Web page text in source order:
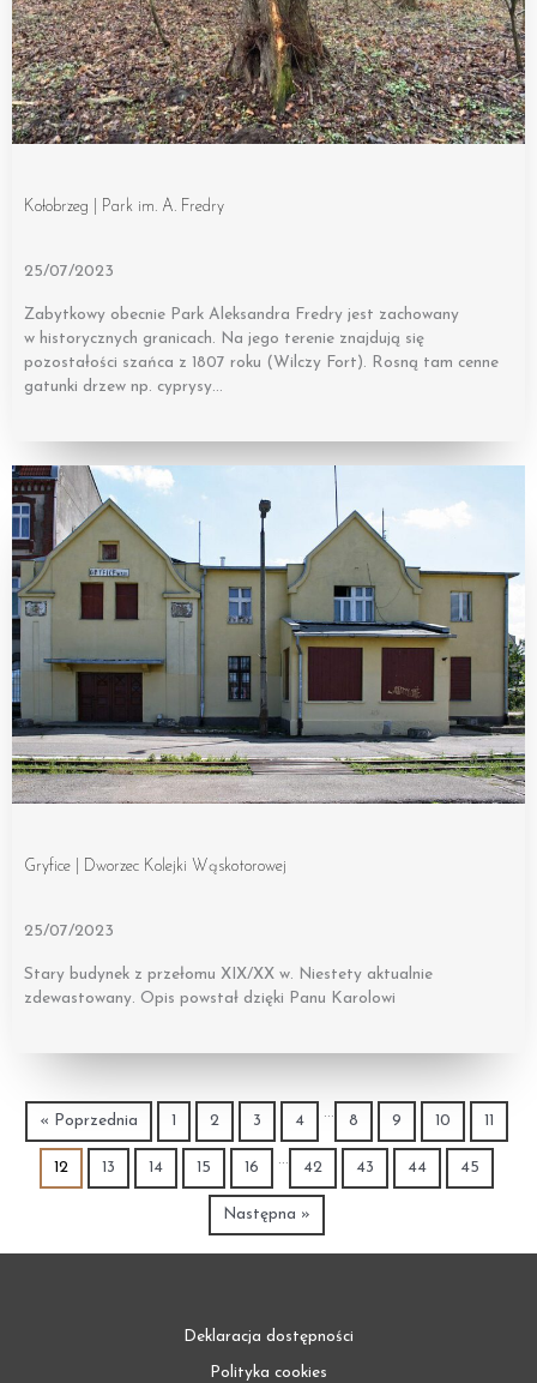
Kołobrzeg | Park im. A. Fredry
25/07/2023
Zabytkowy obecnie Park Aleksandra Fredry jest zachowany
w historycznych granicach. Na jego terenie znajdują się
pozostałości szańca z 1807 roku (Wilczy Fort). Rosną tam cenne
gatunki drzew np. cyprysy…
Gryfice | Dworzec Kolejki Wąskotorowej
25/07/2023
Stary budynek z przełomu XIX/XX w. Niestety aktualnie
zdewastowany. Opis powstał dzięki Panu Karolowi
« Poprzednia 2 3 4
…
8 9 10
12 13 14 15 16
…
42 43 44 45
Następna »
Deklaracja dostępności
Polityka cookies